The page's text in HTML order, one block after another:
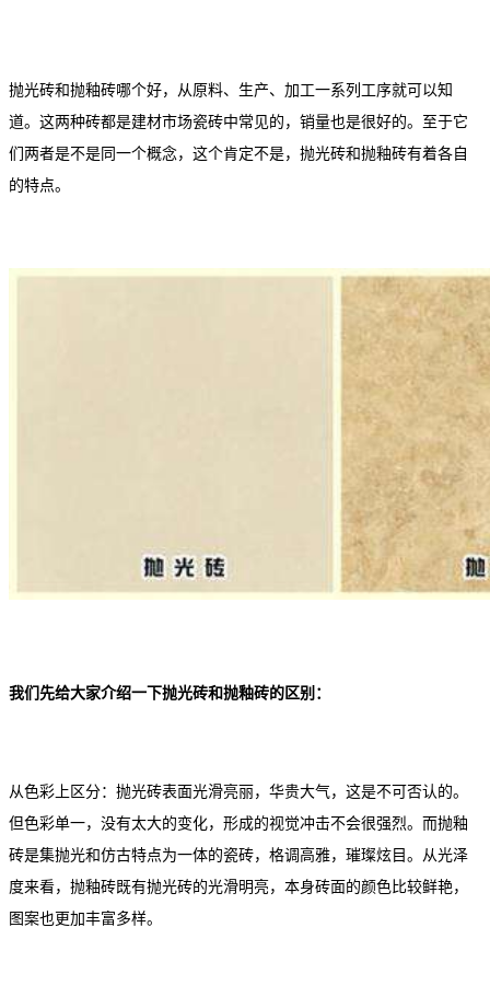
抛光砖和抛釉砖哪个好，从原料、生产、加工一系列工序就可以知
道。这两种砖都是建材市场瓷砖中常见的，销量也是很好的。至于它
们两者是不是同一个概念，这个肯定不是，抛光砖和抛釉砖有着各自
的特点。
我们先给大家介绍一下抛光砖和抛釉砖的区别：
从色彩上区分：抛光砖表面光滑亮丽，华贵大气，这是不可否认的。
但色彩单一，没有太大的变化，形成的视觉冲击不会很强烈。而抛釉
砖是集抛光和仿古特点为一体的瓷砖，格调高雅，璀璨炫目。从光泽
度来看，抛釉砖既有抛光砖的光滑明亮，本身砖面的颜色比较鲜艳，
图案也更加丰富多样。